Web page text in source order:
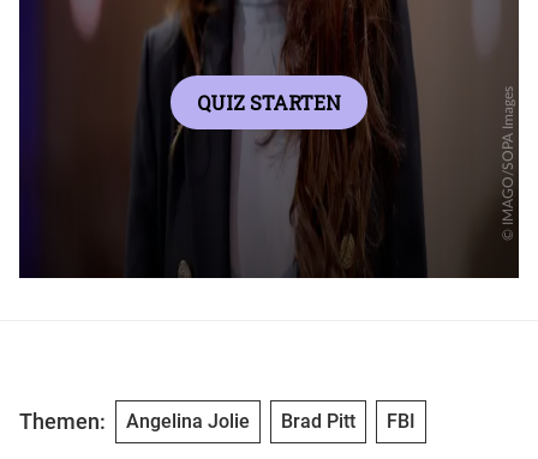
Themen: Angelina Jolie Brad Pitt FBI